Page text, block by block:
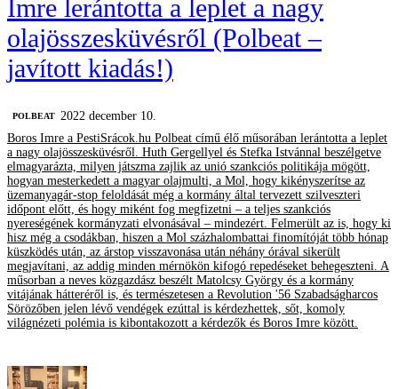
Imre lerántotta a leplet a nagy
olajösszesküvésről (Polbeat –
javított kiadás!)
‎POLBEAT
2022 december 10.
Boros Imre a PestiSrácok.hu Polbeat című élő műsorában lerántotta a leplet
a nagy olajösszesküvésről. Huth Gergellyel és Stefka Istvánnal beszélgetve
elmagyarázta, milyen játszma zajlik az unió szankciós politikája mögött,
hogyan mesterkedett a magyar olajmulti, a Mol, hogy kikényszerítse az
üzemanyagár-stop feloldását még a kormány által tervezett szilveszteri
időpont előtt, és hogy miként fog megfizetni – a teljes szankciós
nyereségének kormányzati elvonásával – mindezért. Felmerült az is, hogy ki
hisz még a csodákban, hiszen a Mol százhalombattai finomítóját több hónap
küszködés után, az árstop visszavonása után néhány órával sikerült
megjavítani, az addig minden mérnökön kifogó repedéseket behegeszteni. A
műsorban a neves közgazdász beszélt Matolcsy György és a kormány
vitájának hátteréről is, és természetesen a Revolution '56 Szabadságharcos
Sörözőben jelen lévő vendégek ezúttal is kérdezhettek, sőt, komoly
világnézeti polémia is kibontakozott a kérdezők és Boros Imre között.